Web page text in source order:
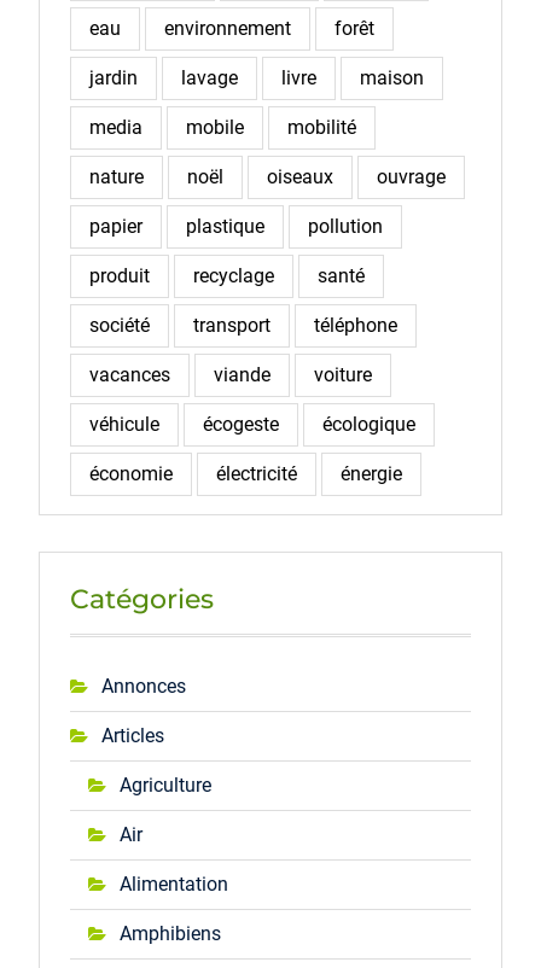
eau environnement forêt
jardin lavage livre maison
media mobile mobilité
nature noël oiseaux ouvrage
papier plastique pollution
produit recyclage santé
société transport téléphone
vacances viande voiture
véhicule écogeste écologique
économie électricité énergie
Catégories
Annonces
Articles
Agriculture
Air
Alimentation
Amphibiens